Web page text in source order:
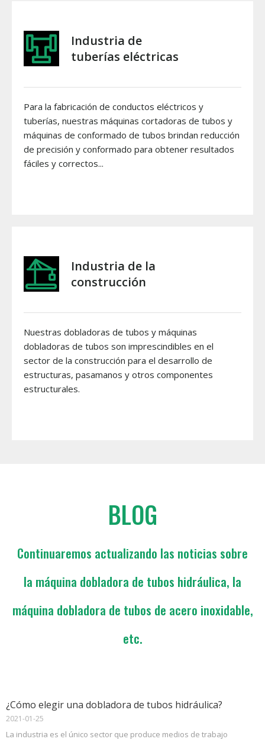
Industria de
tuberías eléctricas
Para la fabricación de conductos eléctricos y
tuberías, nuestras máquinas cortadoras de tubos y
máquinas de conformado de tubos brindan reducción
de precisión y conformado para obtener resultados
fáciles y correctos...
Industria de la
construcción
Nuestras dobladoras de tubos y máquinas
dobladoras de tubos son imprescindibles en el
sector de la construcción para el desarrollo de
estructuras, pasamanos y otros componentes
estructurales.
BLOG
Continuaremos actualizando las noticias sobre
la máquina dobladora de tubos hidráulica, la
máquina dobladora de tubos de acero inoxidable,
etc.
¿Cómo elegir una dobladora de tubos hidráulica?
2021-01-25
La industria es el único sector que produce medios de trabajo